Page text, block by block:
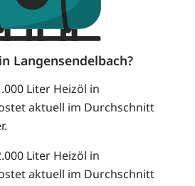
Langensendelbach?
Liter Heizöl in
aktuell im Durchschnitt
Liter Heizöl in
aktuell im Durchschnitt